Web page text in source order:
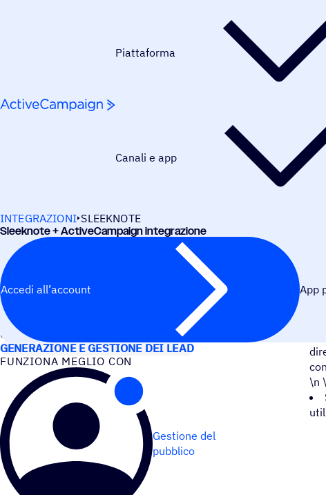
Piattaforma
Canali e app
INTEGRAZIONI SLEEKNOTE
Slee­k­note + ActiveCampaign integrazione
Accedi all’account App
CASI D’USO
GENERAZIONE E GESTIONE DEI LEAD
FUNZIONA MEGLIO CON
Gestione del
pubblico
\n